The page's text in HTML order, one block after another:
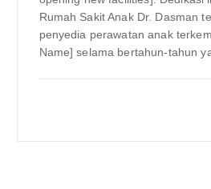
Rumah Sakit Anak Dr. Dasman
penyedia perawatan anak
Name] selama bertahun-tahun